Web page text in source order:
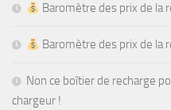
Baromètre des prix de la
Baromètre des prix de la
Non ce boîtier de recharge
chargeur !